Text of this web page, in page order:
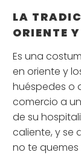
LA
ORIENTE
Es una
en oriente y
huéspedes o
comercio a
de su
caliente, y se
no te quemes